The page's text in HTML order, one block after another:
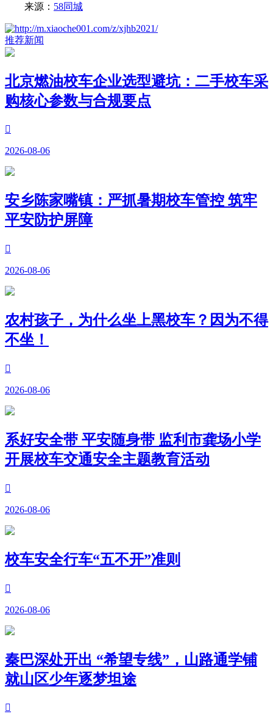
来源： 58同城
推荐新闻
北京燃油校车企业选型避坑：二手校车采
购核心参数与合规要点

2026-08-06
安乡陈家嘴镇：严抓暑期校车管控 筑牢
平安防护屏障

2026-08-06
农村孩子，为什么坐上黑校车？因为不得
不坐！

2026-08-06
系好安全带 平安随身带 监利市龚场小学
开展校车交通安全主题教育活动

2026-08-06
校车安全行车“五不开”准则

2026-08-06
秦巴深处开出 “希望专线”，山路通学铺
就山区少年逐梦坦途
